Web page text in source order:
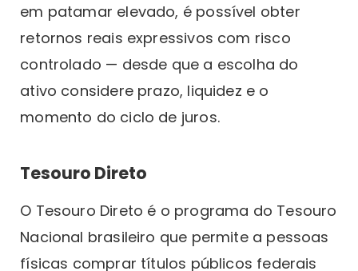
em patamar elevado, é possível obter
retornos reais expressivos com risco
controlado — desde que a escolha do
ativo considere prazo, liquidez e o
momento do ciclo de juros.
Tesouro Direto
O Tesouro Direto é o programa do Tesouro
Nacional brasileiro que permite a pessoas
físicas comprar títulos públicos federais